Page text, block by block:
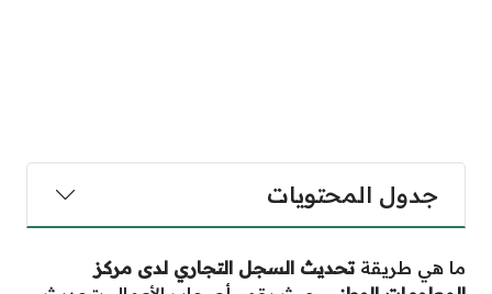
جدول المحتويات
ما هي طريقةتحديث السجل التجاري لدى مركز